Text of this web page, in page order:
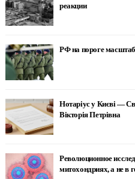
реакции
РФ на пороге
Нотаріус у Києві —
Вікторія Петрівна
Революционное
митохондриях, а не в